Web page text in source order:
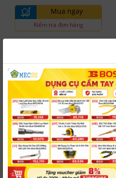
Mua ngay
Kiểm tra đơn hàng
5.0 MS-PRO
#N01M0801D10
Tán Thép Đen
8.8 DIN934 M8
115 có sẵn Dự kiến giao hàng